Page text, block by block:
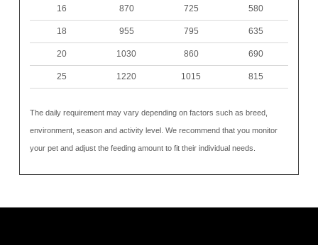
16 870 725 580
18 955 795 635
20 1030 860 690
25 1220 1015 815
The daily requirement may vary depending on factors such as breed,
environment, season and activity level. We recommend that you monitor
your pet and adjust the feeding amount to fit their individual needs.